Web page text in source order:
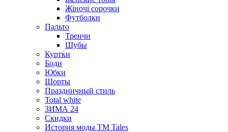
Жіночі сорочки
Футболки
Пальто
Тренчи
Шубы
Куртки
Боди
Юбки
Шорты
Праздничный стиль
Total white
ЗИМА 24
Скидки
История моды ТМ Tales